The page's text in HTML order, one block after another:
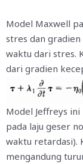
Model Maxwell
stres dan
waktu dari stres.
dari gradien
Model Jeffreys
pada laju geser
waktu retardasi).
mengandung